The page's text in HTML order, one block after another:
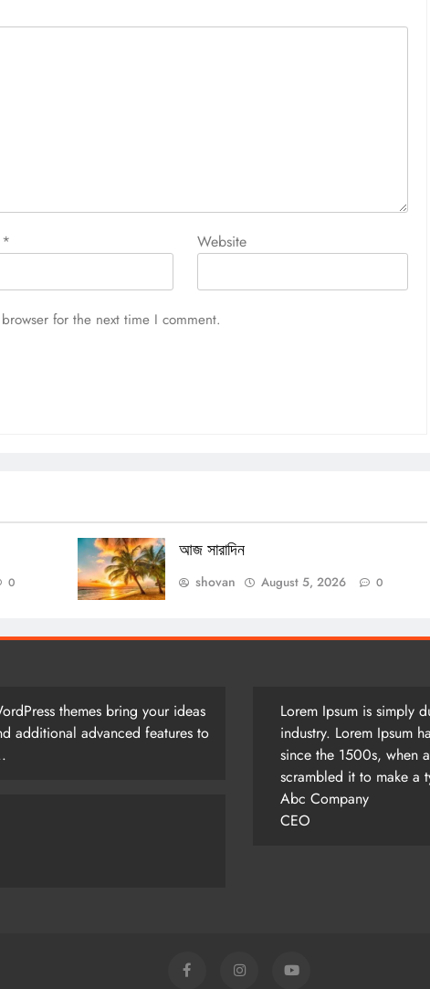
* Website
for the next time I comment.
0
আজ সারাদিন
shovan August 5, 2026 0
themes bring your ideas
additional advanced features to
Lorem Ipsum is simply
industry. Lorem Ipsum
since the 1500s, when
scrambled it to make a
Abc Company
CEO